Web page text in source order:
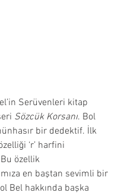
Serüvenleri kitap
Sözcük Korsanı. Bol
bir dedektif. İlk
‘r’ harfini
özellik
en baştan sevimli bir
Bel hakkında başka